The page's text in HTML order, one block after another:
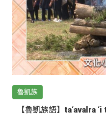
魯凱族
【魯凱族語】ta‘avalra